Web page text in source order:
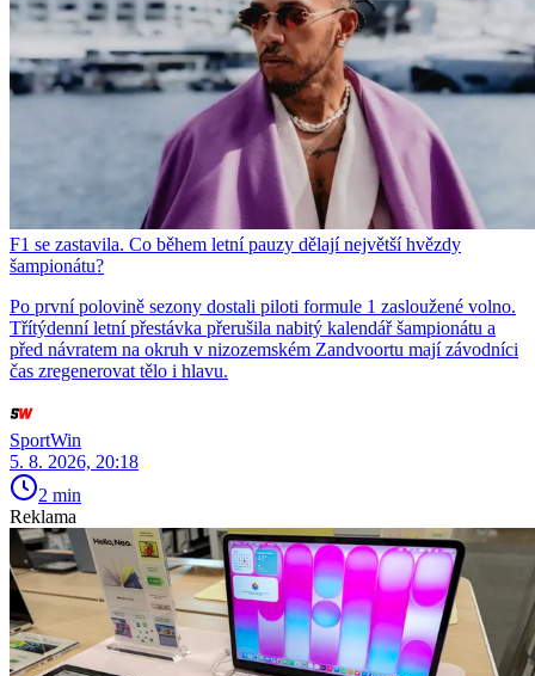
F1 se zastavila. Co během letní pauzy dělají největší hvězdy
šampionátu?
Po první polovině sezony dostali piloti formule 1 zasloužené volno.
Třítýdenní letní přestávka přerušila nabitý kalendář šampionátu a
před návratem na okruh v nizozemském Zandvoortu mají závodníci
čas zregenerovat tělo i hlavu.
SportWin
5. 8. 2026, 20:18
2 min
Reklama